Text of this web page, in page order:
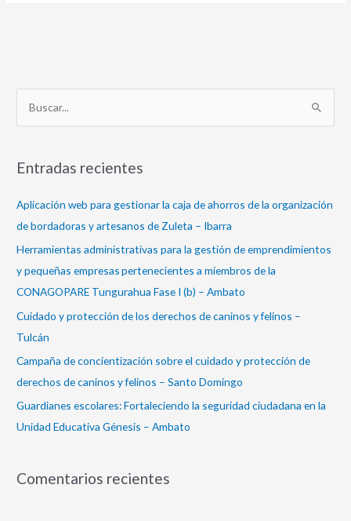
c
r
Entradas recientes
Aplicación web para gestionar la caja de ahorros de la organización
de bordadoras y artesanos de Zuleta – Ibarra
Herramientas administrativas para la gestión de emprendimientos
y pequeñas empresas pertenecientes a miembros de la
CONAGOPARE Tungurahua Fase I (b) – Ambato
Cuidado y protección de los derechos de caninos y felinos –
Tulcán
Campaña de concientización sobre el cuidado y protección de
derechos de caninos y felinos – Santo Domingo
Guardianes escolares: Fortaleciendo la seguridad ciudadana en la
Unidad Educativa Génesis – Ambato
Comentarios recientes